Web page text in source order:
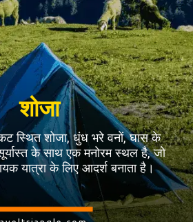
शोजा
स्थित शोजा, धुंध भरे वनों, घास के
के साथ एक मनोरम स्थल है, जो
यात्रा के लिए आदर्श बनाता है।